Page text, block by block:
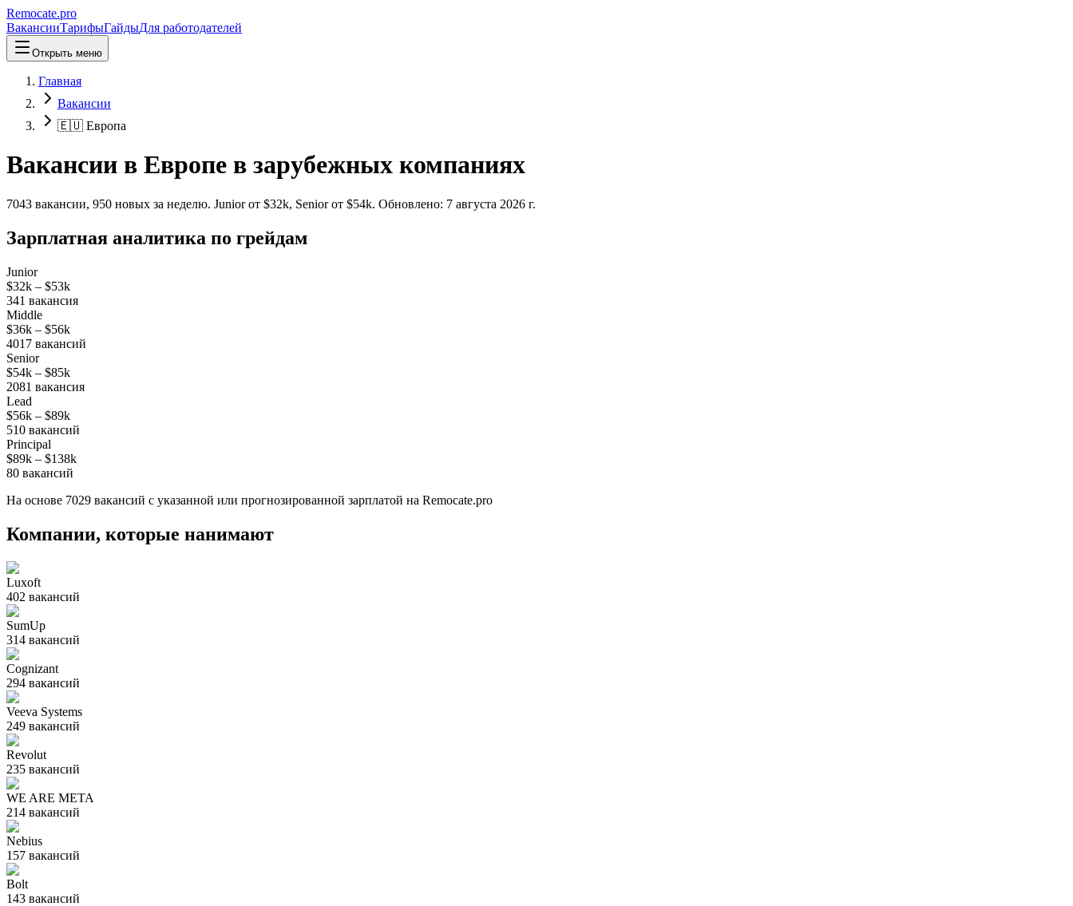
Remocate.pro
ВакансииТарифыГайдыДля работодателей
Открыть меню
Главная
Вакансии
🇪🇺 Европа
Вакансии в Европе в зарубежных компаниях
7043 вакансии, 950 новых за неделю. Junior от $32k, Senior от $54k. Обновлено: 7 августа 2026 г.
Зарплатная аналитика по грейдам
Junior
$32k – $53k
341 вакансия
Middle
$36k – $56k
4017 вакансий
Senior
$54k – $85k
2081 вакансия
Lead
$56k – $89k
510 вакансий
Principal
$89k – $138k
80 вакансий
На основе 7029 вакансий с указанной или прогнозированной зарплатой на Remocate.pro
Компании, которые нанимают
Luxoft
402 вакансий
SumUp
314 вакансий
Cognizant
294 вакансий
Veeva Systems
249 вакансий
Revolut
235 вакансий
WE ARE META
214 вакансий
Nebius
157 вакансий
Bolt
143 вакансий